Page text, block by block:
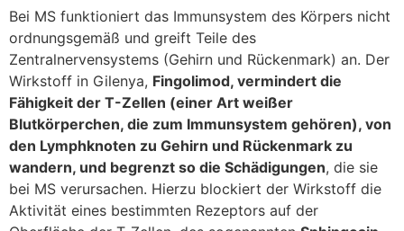
Bei MS funktioniert das Immunsystem des Körpers nicht
ordnungsgemäß und greift Teile des
Zentralnervensystems (Gehirn und Rückenmark) an. Der
Wirkstoff in Gilenya, Fingolimod, vermindert die
Fähigkeit der T-Zellen (einer Art weißer
Blutkörperchen, die zum Immunsystem gehören), von
den Lymphknoten zu Gehirn und Rückenmark zu
wandern, und begrenzt so die Schädigungen, die sie
bei MS verursachen. Hierzu blockiert der Wirkstoff die
Aktivität eines bestimmten Rezeptors auf der